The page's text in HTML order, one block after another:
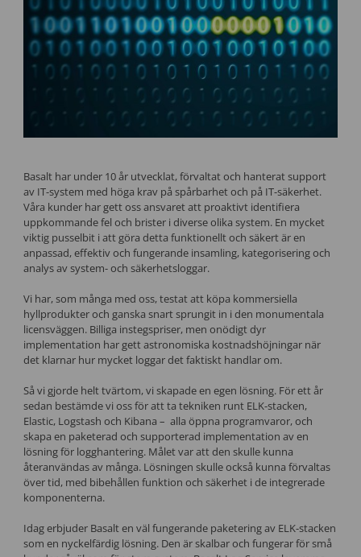
Basalt har under 10 år utvecklat, förvaltat och hanterat support
av IT-system med höga krav på spårbarhet och på IT-säkerhet.
Våra kunder har gett oss ansvaret att proaktivt identifiera
uppkommande fel och brister i diverse olika system. En mycket
viktig pusselbit i att göra detta funktionellt och säkert är en
anpassad, effektiv och fungerande insamling, kategorisering och
analys av system- och säkerhetsloggar.
Vi har, som många med oss, testat att köpa kommersiella
hyllprodukter och ganska snart sprungit in i den monumentala
licensväggen. Billiga instegspriser, men onödigt dyr
implementation har gett astronomiska kostnadshöjningar när
det klarnar hur mycket loggar det faktiskt handlar om.
Så vi gjorde helt tvärtom, vi skapade en egen lösning. För ett år
sedan bestämde vi oss för att ta tekniken runt ELK-stacken,
Elastic, Logstash och Kibana – alla öppna programvaror, och
skapa en paketerad och supporterad implementation av en
lösning för logghantering. Målet var att den skulle kunna
återanvändas av många. Lösningen skulle också kunna förvaltas
över tid, med bibehållen funktion och säkerhet i de integrerade
komponenterna.
Idag erbjuder Basalt en väl fungerande paketering av ELK-stacken
som en nyckelfärdig lösning. Den är skalbar och fungerar för små